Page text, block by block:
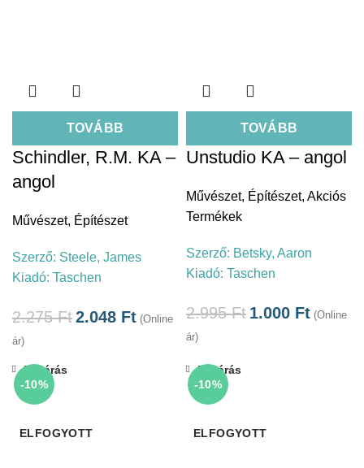
TOVÁBB
Schindler, R.M. KA –
angol
Művészet, Építészet
Szerző: Steele, James
Kiadó: Taschen
2.275Ft2.048 Ft (Online
ár)
TOVÁBB
Unstudio KA – angol
Művészet, Építészet, Akciós
Termékek
Szerző: Betsky, Aaron
Kiadó: Taschen
2.995Ft 1.000 Ft (Online
ár)
-10%
ELFOGYOTT
Bezárás
-10%
ELFOGYOTT
Bezárás